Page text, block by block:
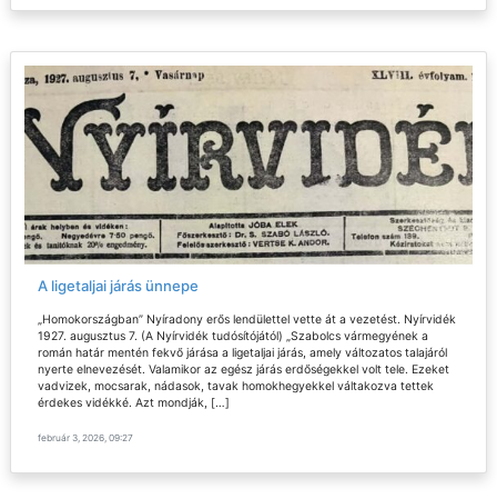
A ligetaljai járás ünnepe
„Homokországban” Nyíradony erős lendülettel vette át a vezetést. Nyírvidék
1927. augusztus 7. (A Nyírvidék tudósítójától) „Szabolcs vármegyének a
román határ mentén fekvő járása a ligetaljai járás, amely változatos talajáról
nyerte elnevezését. Valamikor az egész járás erdőségekkel volt tele. Ezeket
vadvizek, mocsarak, nádasok, tavak homokhegyekkel váltakozva tettek
érdekes vidékké. Azt mondják, […]
február 3, 2026, 09:27